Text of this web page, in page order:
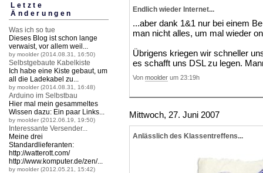
Letzte
Änderungen
Was ich so tue
Dieses Blog ist schon lange
verwaist, vor allem weil...
by moolder (2014.08.31, 16:50)
Selbstgebaute Kabelkiste
Ich habe eine Kiste gebaut, um
all die Ladekabel zu...
by moolder (2014.08.31, 16:48)
Arduino im Selbstbau
Hier mal mein gesammeltes
Wissen dazu: Ein paar Links...
by moolder (2012.06.19, 19:50)
Interessante Versender...
Meine drei
Standardlieferanten:
http://watterott.com/
http://www.komputer.de/zen/...
by moolder (2012.05.21, 15:42)
Endlich wieder Internet...
...aber dank 1&1 nur bei einem
man nicht alles, um mal wieder
Übrigens kriegen wir schneller
es schafft uns DSL zu legen.
Von moolder um 23:19h
Mittwoch, 27. Juni 2007
Anlässlich des Klassentreffens...